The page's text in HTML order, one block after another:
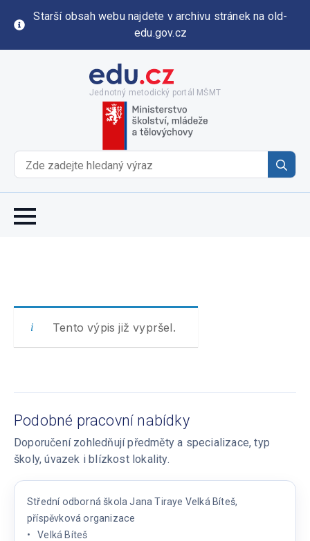
Starší obsah webu najdete v archivu stránek na old-
edu.gov.cz
Jednotný metodický portál MŠMT
for:
Tento výpis již vypršel.
Podobné pracovní nabídky
Doporučení zohledňují předměty a specializace, typ
školy, úvazek i blízkost lokality.
Střední odborná škola Jana Tiraye Velká Bíteš,
příspěvková organizace
Velká Bíteš